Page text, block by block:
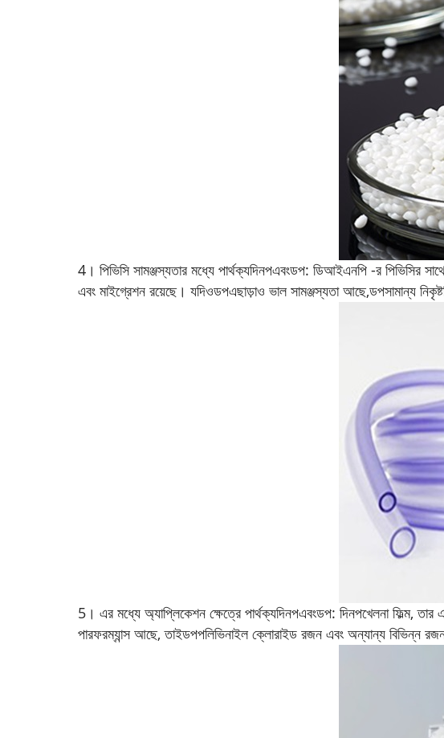
4। পিভিসি সামঞ্জস্যতার মধ্যে পার্থক্যদিনপএবংডপ: ডিআইএনপি -র পিভিসির
এবং মাইগ্রেশন রয়েছে। যদিওডপএছাড়াও ভাল সামঞ্জস্যতা আছে,ডপসামান্য নিকৃষ্ট
5। এর মধ্যে অ্যাপ্লিকেশন ক্ষেত্রে পার্থক্যদিনপএবংডপ: দিনপখেলনা ফিল্ম,
পারফরম্যান্স আছে, তাইডপপলিভিনাইল ক্লোরাইড রজন এবং অন্যান্য বিভিন্ন